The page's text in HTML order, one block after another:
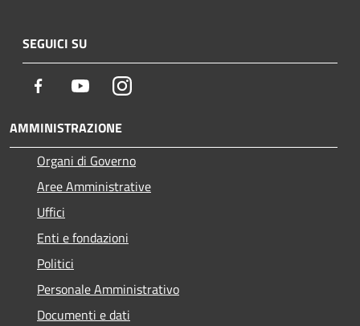
SEGUICI SU
Facebook YoutubeInstagram
AMMINISTRAZIONE
Organi di Governo
Aree Amministrative
Uffici
Enti e fondazioni
Politici
Personale Amministrativo
Documenti e dati